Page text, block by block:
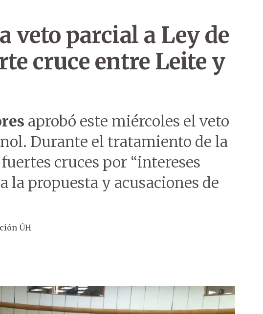
veto parcial a Ley de
cruce entre Leite y
aprobó este miércoles el veto
Durante el tratamiento de la
cruces por “intereses
la propuesta y acusaciones de
ÚH